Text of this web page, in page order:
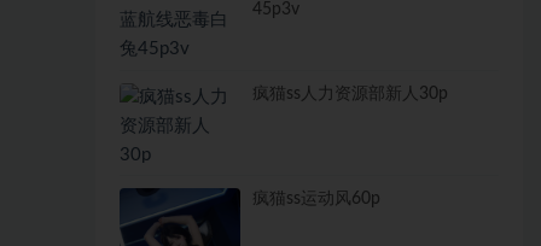
45p3v
疯猫ss人力资源部新人30p
疯猫ss运动风60p